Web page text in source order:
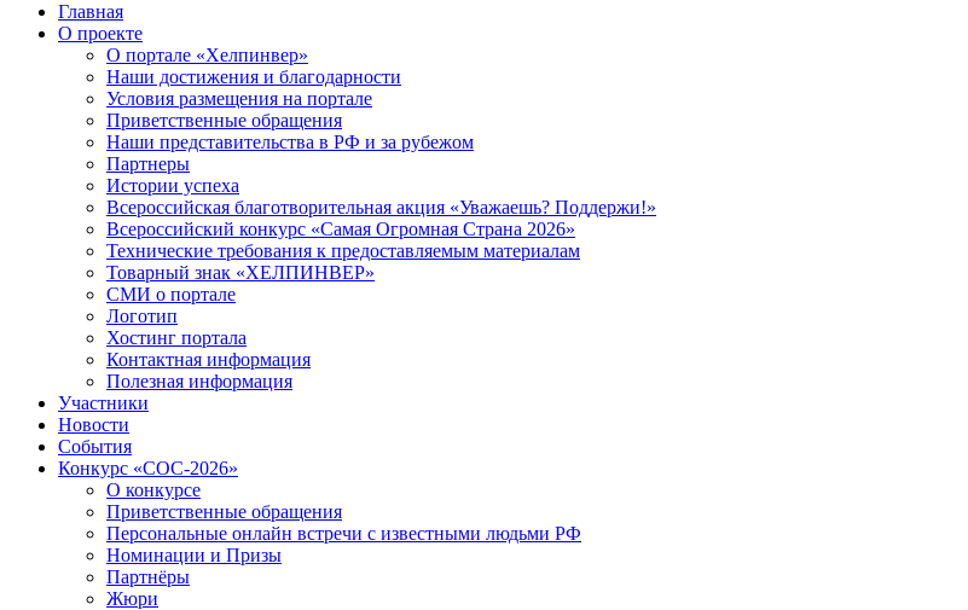
Главная
О проекте
О портале «Хелпинвер»
Наши достижения и благодарности
Условия размещения на портале
Приветственные обращения
Наши представительства в РФ и за рубежом
Партнеры
Истории успеха
Всероссийская благотворительная акция «Уважаешь? Поддержи!»
Всероссийский конкурс «Самая Огромная Страна 2026»
Технические требования к предоставляемым материалам
Товарный знак «ХЕЛПИНВЕР»
СМИ о портале
Логотип
Хостинг портала
Контактная информация
Полезная информация
Участники
Новости
События
Конкурс «СОС-2026»
О конкурсе
Приветственные обращения
Персональные онлайн встречи с известными людьми РФ
Номинации и Призы
Партнёры
Жюри